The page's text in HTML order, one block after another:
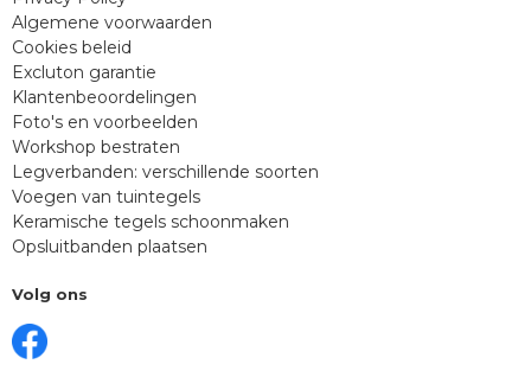
Algemene voorwaarden
Cookies beleid
Excluton garantie
Klantenbeoordelingen
Foto's en voorbeelden
Workshop bestraten
Legverbanden: verschillende soorten
Voegen van tuintegels
Keramische tegels schoonmaken
Opsluitbanden plaatsen
Volg ons